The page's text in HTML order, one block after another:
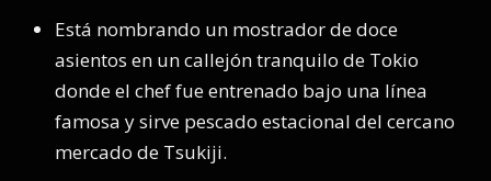
Está nombrando un mostrador de doce
asientos en un callejón tranquilo de Tokio
donde el chef fue entrenado bajo una línea
famosa y sirve pescado estacional del cercano
mercado de Tsukiji.